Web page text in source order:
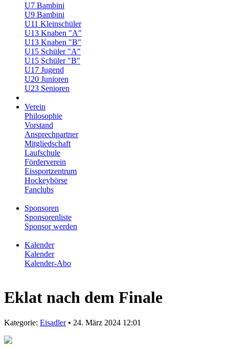
U7 Bambini
U9 Bambini
U11 Kleinschüler
U13 Knaben "A"
U13 Knaben "B"
U15 Schüler "A"
U15 Schüler "B"
U17 Jugend
U20 Junioren
U23 Senioren
Verein
Philosophie
Vorstand
Ansprechpartner
Mitgliedschaft
Laufschule
Förderverein
Eissportzentrum
Hockeybörse
Fanclubs
Sponsoren
Sponsorenliste
Sponsor werden
Kalender
Kalender
Kalender-Abo
Eklat nach dem Finale
Kategorie: Eisadler• 24. März 2024 12:01